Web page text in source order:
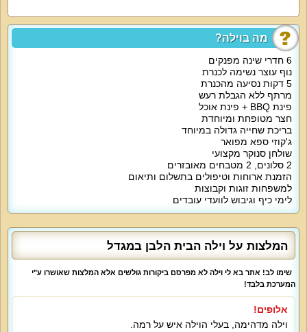
מה בוילה?
6 חדרי שינה מפנקים
נוף עוצר נשימה לכנרת
5 דקות נסיעה מהכנרת
מרתף ללא הגבלת רעש
פינת BBQ + פינת אוכל
חצר מטופחת ומיוחדת
בריכת שחייה גדולה במיוחד
ג'קוזי ספא מפואר
שולחן סנוקר מקצועי
2 סלונים, 2 מטבחים מאובזרים
הזמנת ארוחות וטיפולים בתשלום ותיאום
למשפחות זוגות וקבוצות
לימי כיף וגיבוש לוועדי עובדים
חדר רחצה צמוד. מיטות ילדים קטנות ניתן להציב בחדר לצד מיטת ההורים.
2 סלונים לאירוח ימתינו בעבורכם במתחם. הסלון הראשי של וילה הבית הלבן
מעוצב בסגנון לבן יוקרתי. הוא כולל מערכת ישיבה לבנה, אח חמים לימי החורף,
מסך טלוויזיה ענק ומטבח מאובזר סמוך. פינת האוכל של הוילה מעוצבת ויוקרתית גם
כן. מתחם אירוח נוסף תמצאו במרתף של הוילה. גם שם ישנה פינת ישיבה יחד
ומתחם מתאים לאירוח.
אטרקציות מיוחדות בוילה:
החצר של וילה הבית הלבן כוללת בריכה פרטית גדולה עם מיטות שיזוף, ג'קוזי ספא
לכ-10 נופשים, תאורה וריהוט גן יוקרתי ונוח.
מיוחד לילדים:
בעבור הילדים ניתן להוסיף מיטות בחדרי ההורים.
למי זה מתאים?
1. אירוח זוגי רומנטי, מרפסות הנוף משקיפות על חופי הכנרת.
2. חופשות משפחתיות בצפון.
5. מסיבות סולידיות או אירועים מצומצמים.
המלצות על וילה הבית הלבן במגדל
שימו לב! אתר בא לי וילה לא מפרסם ביקורות גולשים אלא המלצות שאושרו ע"י
המערכת בלבד!
אלופים!
וילה מדהימה, בעלי הוילה איש על רמה.